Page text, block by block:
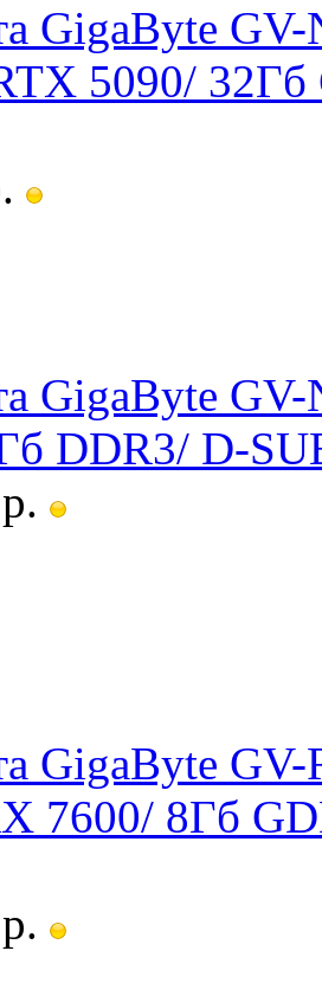
GigaByte
5090/
GigaByte
DDR3/ D-
GigaByte
7600/ 8Гб